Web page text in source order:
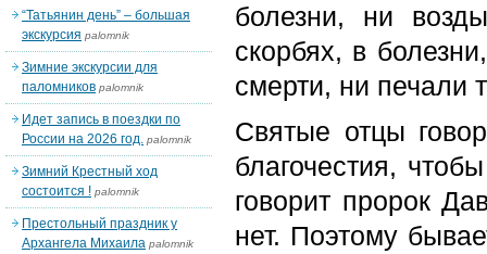
болезни, ни
скорбях, в
смерти, ни печали
Святые отцы
благочестия,
говорит пророк
нет. Поэтому
“Татьянин день” – большая
экскурсия palomnik
Зимние экскурсии для
паломников palomnik
Идет запись в поездки по
России на 2026 год. palomnik
Зимний Крестный ход
состоится ! palomnik
Престольный праздник у
Архангела Михаила palomnik